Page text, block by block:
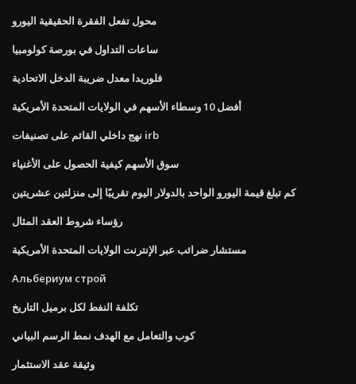
محول تفعل الفقرة الحقيقية اليورو
ساعات التداول في بورصة كولومبيا
فلوريدا معدل ضريبة الدخل الاتحادية
أفضل 10 وسطاء الأسهم في الولايات المتحدة الأمريكية
نهج داخلي القائم على تصنيفات irb
سوق الأسهم كيفية الحصول على الأغنياء
كم تبلغ قيمة اليورو الواحد بالدولار اليوم تقريبًا إلى منزلتين عشريتين
رؤساء شروط العقد المثال
مستشار ضرائب عبر الإنترنت الولايات المتحدة الأمريكية
Альбериум строй
تكلفة النفط لكل برميل التاريخ
كوب والتعامل مع الهدف نمط الرسم البياني
وثيقة عقد الاستثمار